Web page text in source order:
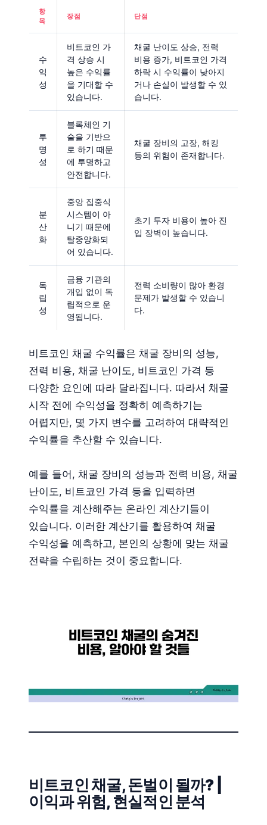
항
목
장점 단점
수
익
성
비트코인 가
격 상승 시
높은 수익률
을 기대할 수
있습니다.
채굴 난이도 상승, 전력
비용 증가, 비트코인 가격
하락 시 수익률이 낮아지
거나 손실이 발생할 수 있
습니다.
투
명
성
블록체인 기
술을 기반으
로 하기 때문
에 투명하고
안전합니다.
채굴 장비의 고장, 해킹
등의 위험이 존재합니다.
분
산
화
중앙 집중식
시스템이 아
니기 때문에
탈중앙화되
어 있습니다.
초기 투자 비용이 높아 진
입 장벽이 높습니다.
독
립
성
금융 기관의
개입 없이 독
립적으로 운
영됩니다.
전력 소비량이 많아 환경
문제가 발생할 수 있습니
다.
비트코인 채굴 수익률은 채굴 장비의 성능,
전력 비용, 채굴 난이도, 비트코인 가격 등
다양한 요인에 따라 달라집니다. 따라서 채굴
시작 전에 수익성을 정확히 예측하기는
어렵지만, 몇 가지 변수를 고려하여 대략적인
수익률을 추산할 수 있습니다.
예를 들어, 채굴 장비의 성능과 전력 비용, 채굴
난이도, 비트코인 가격 등을 입력하면
수익률을 계산해주는 온라인 계산기들이
있습니다. 이러한 계산기를 활용하여 채굴
수익성을 예측하고, 본인의 상황에 맞는 채굴
전략을 수립하는 것이 중요합니다.
비트코인 채굴, 돈벌이 될까? |
이익과 위험, 현실적인 분석